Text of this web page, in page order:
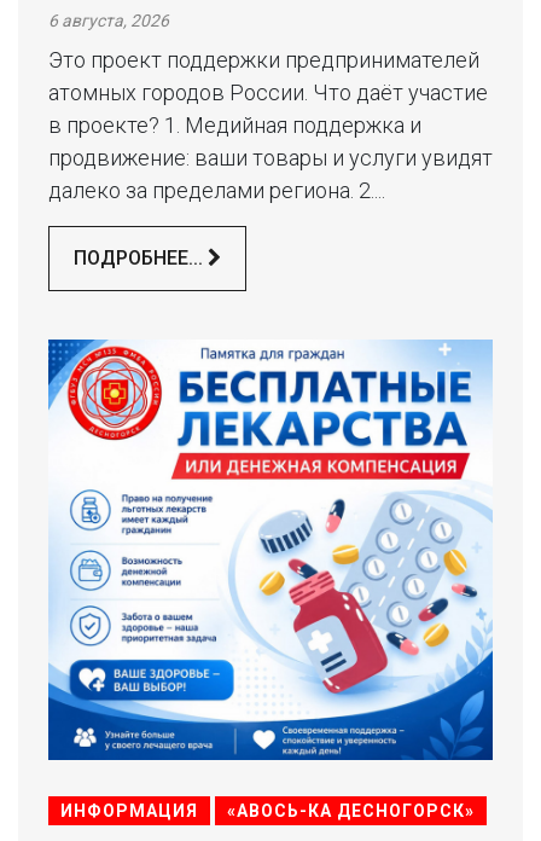
6 августа, 2026
Это проект поддержки предпринимателей
атомных городов России. Что даёт участие
в проекте? 1. Медийная поддержка и
продвижение: ваши товары и услуги увидят
далеко за пределами региона. 2....
ПОДРОБНЕЕ...
ИНФОРМАЦИЯ «АВОСЬ-КА ДЕСНОГОРСК»